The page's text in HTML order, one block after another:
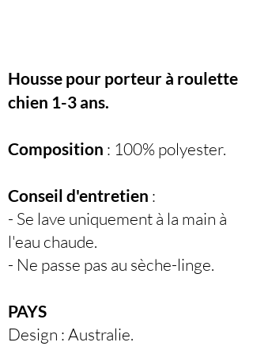
Housse pour porteur à roulette
chien 1-3 ans.
Composition : 100% polyester.
Conseil d'entretien :
- Se lave uniquement à la main à
l'eau chaude.
- Ne passe pas au sèche-linge.
PAYS
Design : Australie.